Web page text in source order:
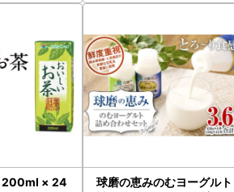
200ml × 24
球磨の恵みのむヨーグルト